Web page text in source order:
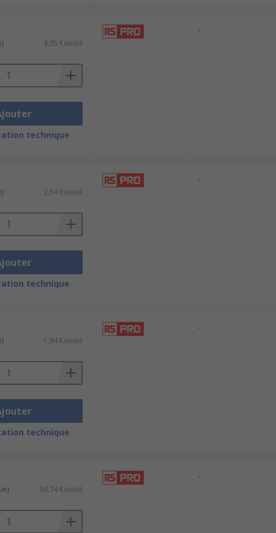
4,05 €/unité
technique
-
2,54 €/unité
technique
-
1,94 €/unité
technique
-
94,74 €/unité
-